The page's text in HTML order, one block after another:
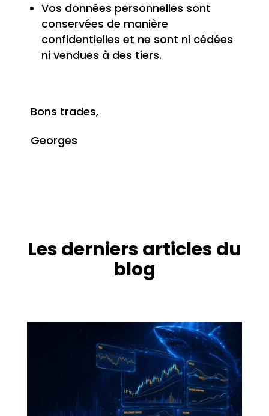
Vos données personnelles sont
conservées de manière
confidentielles et ne sont ni cédées
ni vendues à des tiers.
Bons trades,
Georges
Les derniers articles du
blog